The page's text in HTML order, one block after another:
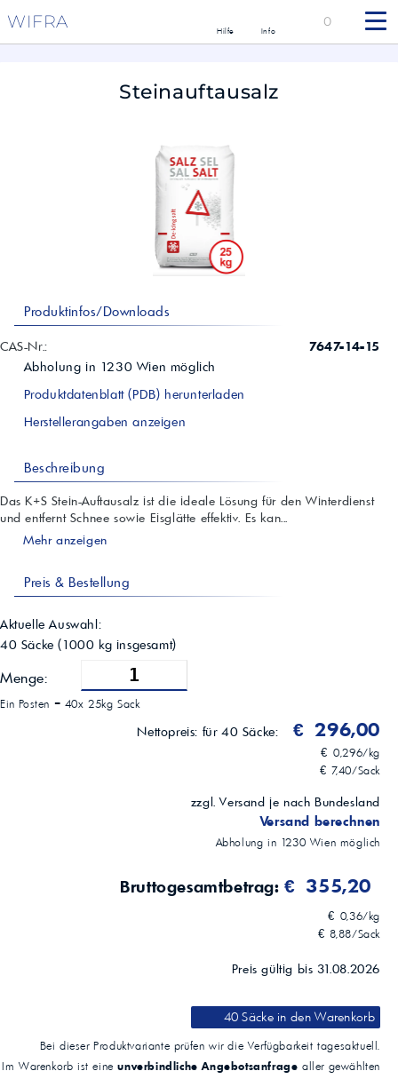
WIFRA Hilfe Info
0
Steinauftausalz
Produktinfos/Downloads
CAS-Nr.:
7647-14-15
Abholung in 1230 Wien möglich
Produktdatenblatt (PDB) herunterladen
Herstellerangaben anzeigen
Beschreibung
Das K+S Stein-Auftausalz ist die ideale Lösung für den Winterdienst
und entfernt Schnee sowie Eisglätte effektiv. Es kan...
Mehr anzeigen
Preis & Bestellung
Aktuelle Auswahl:
40 Säcke (1000 kg insgesamt)
Menge:
Ein Posten = 40x 25kg Sack
Nettopreis: für 40 Säcke: € 296,00
€ 0,296/kg
€ 7,40/Sack
zzgl. Versand je nach Bundesland
Versand berechnen
Abholung in 1230 Wien möglich
Bruttogesamtbetrag:€ 355,20
€ 0,36/kg
€ 8,88/Sack
Preis gültig bis 31.08.2026
40 Säckein den Warenkorb
Bei dieser Produktvariante prüfen wir die Verfügbarkeit tagesaktuell.
Im Warenkorb ist eineunverbindliche Angebotsanfrage aller gewählten